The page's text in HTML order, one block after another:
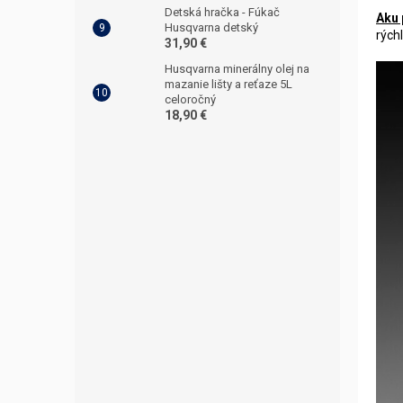
Detská hračka - Fúkač
Husqvarna detský
31,90 €
Husqvarna minerálny olej na
mazanie lišty a reťaze 5L
celoročný
18,90 €
Aku